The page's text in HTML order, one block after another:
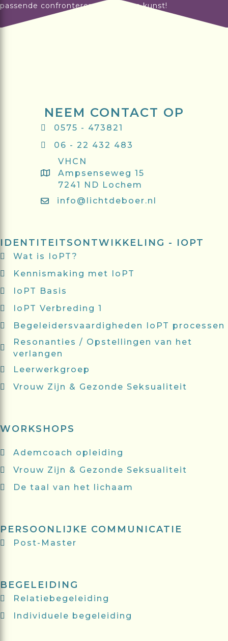
passende confronterende stijl. Een kunst!
NEEM CONTACT OP
0575 - 473821
06 - 22 432 483
VHCN
Ampsenseweg 15
7241 ND Lochem
info@lichtdeboer.nl
IDENTITEITSONTWIKKELING - IOPT
Wat is IoPT?
Kennismaking met IoPT
IoPT Basis
IoPT Verbreding 1
Begeleidersvaardigheden IoPT processen
Resonanties / Opstellingen van het
verlangen
Leerwerkgroep
Vrouw Zijn & Gezonde Seksualiteit
WORKSHOPS
Ademcoach opleiding
Vrouw Zijn & Gezonde Seksualiteit
De taal van het lichaam
PERSOONLIJKE COMMUNICATIE
Post-Master
BEGELEIDING
Relatiebegeleiding
Individuele begeleiding